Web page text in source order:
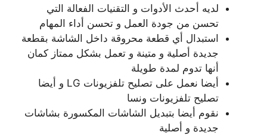
لديه أحدث الأدوات و التقنيات الفعالة التي
تحسن من جودة العمل و تحسن أداء المهام
استبدال أي قطعة محروقة داخل الشاشة بقطعة
جديدة أصلية و متينة و تعمل بشكل ممتاز كمان
أنها تدوم لمدة طويلة
أيضا نعمل على تصليح تلفزيونات LG و أيضا
تصليح تلفزيونات ونسا
نقوم أيضا بتبديل الشاشات المكسورة بشاشات
جديدة و أصلية